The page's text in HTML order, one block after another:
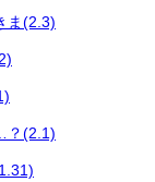
ま(2.3)
？(2.1)